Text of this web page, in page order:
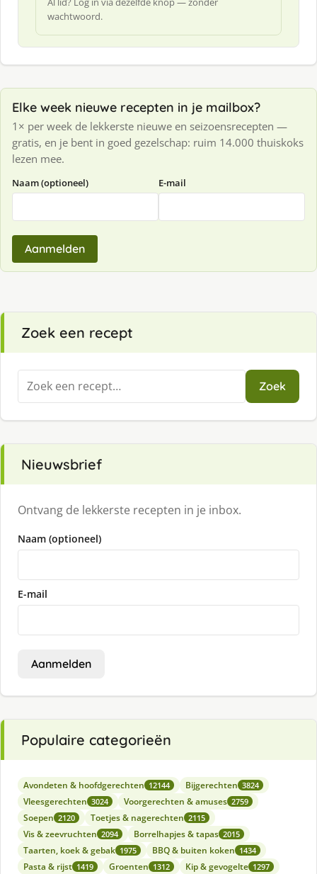
wachtwoord.
Elke week nieuwe recepten in je mailbox?
1× per week de lekkerste nieuwe en seizoensrecepten —
gratis, en je bent in goed gezelschap: ruim 14.000 thuiskoks
lezen mee.
Naam (optioneel) E-mail
Aanmelden
Zoek een recept
Zoeken
naar:
Zoek
Nieuwsbrief
Ontvang de lekkerste recepten in je inbox.
Naam (optioneel)
E-mail
Aanmelden
Populaire categorieën
Avondeten & hoofdgerechten 12144 Bijgerechten 3824
Vleesgerechten 3024 Voorgerechten & amuses 2759
Soepen 2120 Toetjes & nagerechten 2115
Vis & zeevruchten 2094 Borrelhapjes & tapas 2015
Taarten, koek & gebak 1975 BBQ & buiten koken 1434
Pasta & rijst 1419 Groenten 1312 Kip & gevogelte 1297